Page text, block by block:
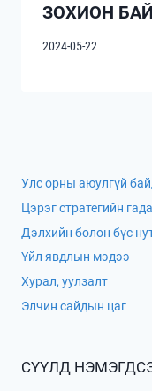
ЗОХИОН
2024-05-22
Улс орны аюулгүй
Цэрэг стратегийн
Дэлхийн болон бүс
Үйл явдлын мэдээ
Хурал, уулзалт
Элчин сайдын цаг
СҮҮЛД